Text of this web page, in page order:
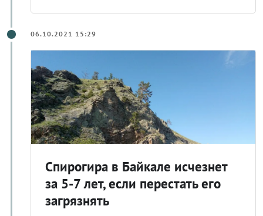
06.10.2021 15:29
Спирогира в Байкале исчезнет
за 5-7 лет, если перестать его
загрязнять